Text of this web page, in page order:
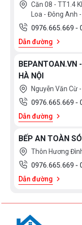
Căn 08 - TT1.4
Loa - Đông Anh
0976.665.669 -
Dẫn đường
BEPANTOAN.VN
HÀ NỘI
Nguyễn Văn Cừ
0976.665.669 -
Dẫn đường
BẾP AN TOÀN
Thôn Hương
0976.665.669 -
Dẫn đường